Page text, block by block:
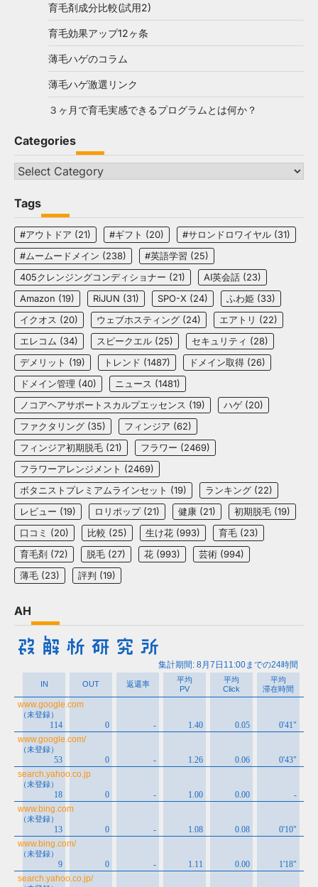
育毛剤成分比較(試用2)
育毛効果アップ12ヶ条
薄毛ハゲのコラム
薄毛ハゲ激選リンク
３ヶ月で育毛実感できるプログラムとは何か？
Categories
Categories
Tags
#アウトドア (21) #ギフト (20) #サロンドロワイヤル (31)
#ムームードメイン (238) #英語学習 (25)
405クレンジングコンディショナー (21) AI英会話 (23)
Amazon (19) RiJUN (31) SPO-X (24) ふわ姫 (33)
イクオス (20) ウェブホスティング (24) エアトリ (22)
エレコム (34) スピークエル (25) セキュリティ (28)
デメリット (19) トレンド (1487) ドメイン取得 (26)
ドメイン管理 (40) ニュース (1481)
ノコアヘアサポートスカルプエッセンス (19) ハゲ (20)
ファクタリング (35) フィンジア (62)
フィンジア初期脱毛 (21) フラワー (2469)
フラワーアレンジメント (2469)
ボタニストプレミアムラインセット (19) ランキング (22)
レビュー (19) ロリポップ(21) 健康 (21) 初期脱毛 (19)
口コミ (20) 比較 (25) 生け花 (993) 育毛 (23)
育毛剤 (72) 脱毛 (27) 花 (993) 芸術 (994)
薄毛 (23) 評判 (19)
AH